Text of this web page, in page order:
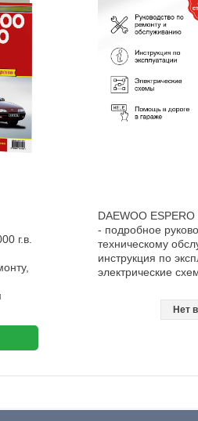
г.в.
DAEWOO ESPERO
- подробное
техническому
инструкция по
электрические
Нет